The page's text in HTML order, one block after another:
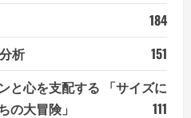
184
析
151
と心を支配する 「サイズに
の大冒険」
111